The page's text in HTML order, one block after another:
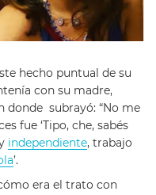
hecho puntual de su
con su madre,
donde subrayó: “No me
fue ‘Tipo, che, sabés
independiente, trabajo
’.
era el trato con